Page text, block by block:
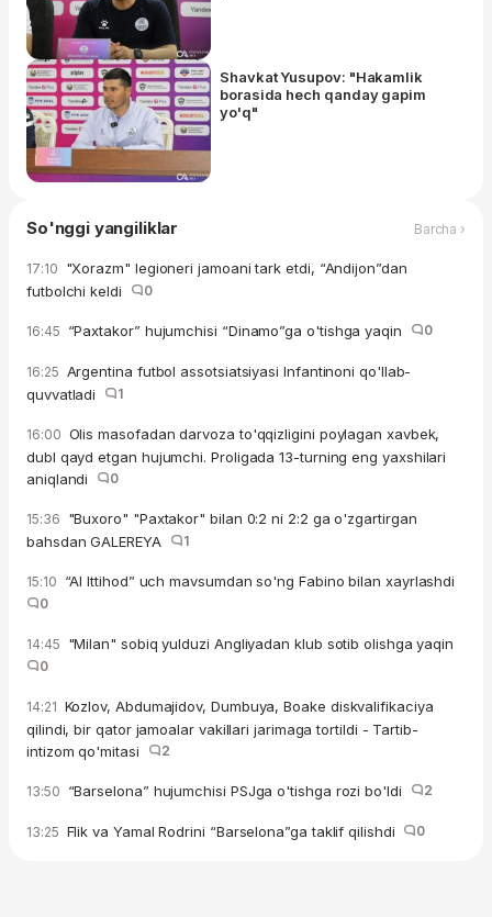
Shavkat Yusupov: "Hakamlik
borasida hech qanday gapim
yo'q"
So'nggi yangiliklar Barcha ›
17:10 "Xorazm" legioneri jamoani tark etdi, “Andijon”dan
futbolchi keldi
0
16:45 “Paxtakor” hujumchisi “Dinamo”ga o'tishga yaqin 0
16:25 Argentina futbol assotsiatsiyasi Infantinoni qo'llab-
quvvatladi
1
16:00 Olis masofadan darvoza to'qqizligini poylagan xavbek,
dubl qayd etgan hujumchi. Proligada 13-turning eng yaxshilari
aniqlandi
0
15:36 "Buxoro" "Paxtakor" bilan 0:2 ni 2:2 ga o'zgartirgan
bahsdan GALEREYA
1
15:10 “Al Ittihod” uch mavsumdan so'ng Fabino bilan xayrlashdi
0
14:45 "Milan" sobiq yulduzi Angliyadan klub sotib olishga yaqin
0
14:21 Kozlov, Abdumajidov, Dumbuya, Boake diskvalifikaciya
qilindi, bir qator jamoalar vakillari jarimaga tortildi - Tartib-
intizom qo'mitasi
2
13:50 “Barselona” hujumchisi PSJga o'tishga rozi bo'ldi 2
13:25 Flik va Yamal Rodrini “Barselona”ga taklif qilishdi 0